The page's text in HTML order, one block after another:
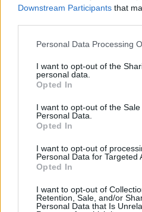
Downstream Participants that
Please note that this website/
not limited to your visit or usage
grant or deny consent to
use your data for below
consent section.
Personal Data Processing
I want to opt-out of the
personal data.
Opted In
I want to opt-out of the
Personal Data.
Opted In
I want to opt-out of
Personal Data for Targeted
Opted In
I want to opt-out of
Retention, Sale, and/or
Personal Data that Is
ICA Milano presenta
l’autunno 2026
Matteo Pellegrino · 6 Ago 2026
NEWS E ATTUALITÀ